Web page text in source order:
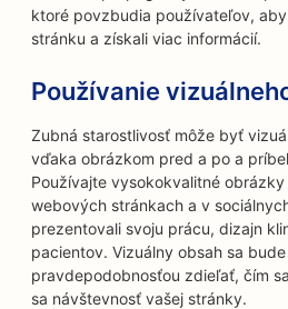
ktoré povzbudia používateľov,
stránku a získali viac informácií.
Používanie
Zubná starostlivosť môže byť
vďaka obrázkom pred a po a
Používajte vysokokvalitné
webových stránkach a v
prezentovali svoju prácu, dizajn
pacientov. Vizuálny obsah sa
pravdepodobnosťou zdieľať, čím
sa návštevnosť vašej stránky.